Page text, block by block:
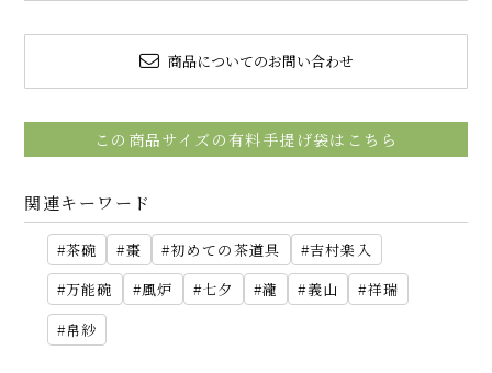
商品についてのお問い合わせ
この商品サイズの有料手提げ袋はこちら
関連キーワード
茶碗 棗 初めての茶道具
吉村楽入
万能碗
風炉 七夕 瀧 義山
祥瑞
帛紗